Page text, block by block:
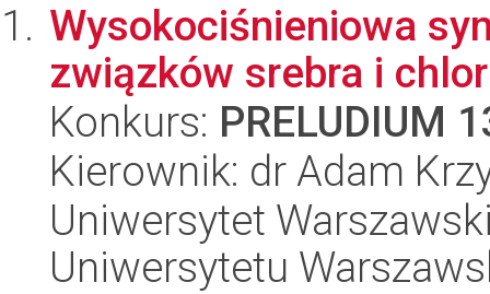
Wysokociśnieniowa
związków srebra i
Konkurs: PRELUDIUM
Kierownik: dr Adam
Uniwersytet
Uniwersytetu